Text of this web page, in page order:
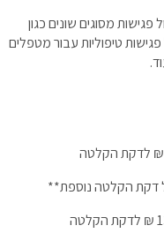
מסוגים שונים כגון
טיפוליות עבור מטפלים